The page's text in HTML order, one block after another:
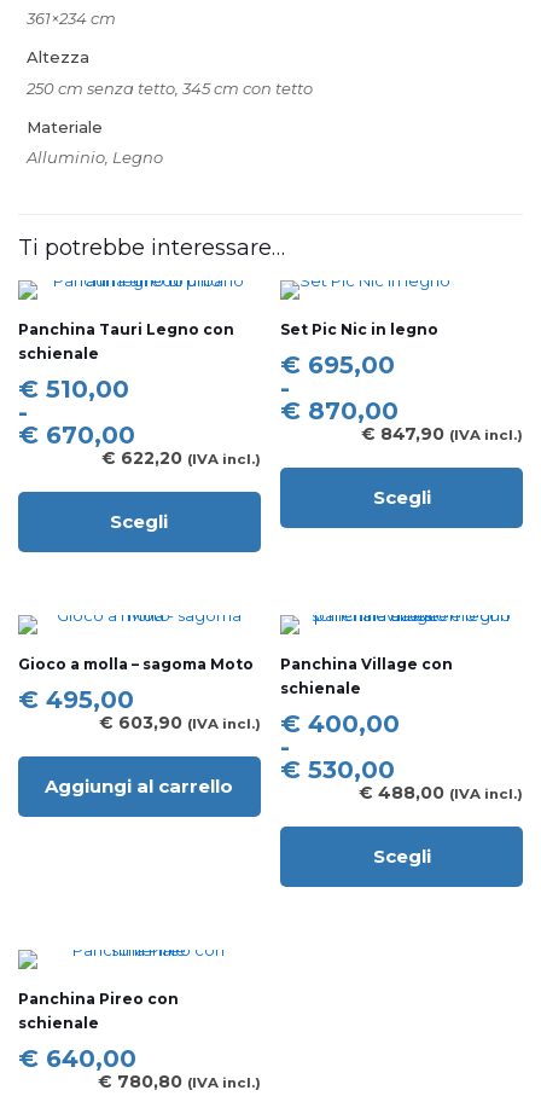
361×234 cm
Altezza
250 cm senza tetto, 345 cm con tetto
Materiale
Alluminio, Legno
Ti potrebbe interessare…
Panchina Tauri Legno con
schienale
€ 510,00
-
€ 670,00
Fascia
di
prezzo:
a
€ 670,00
€ 622,20 (IVA incl.)
Scegli
prodotto
varianti.
opzioni
possono
essere
nella
pagina
Set Pic Nic in legno
€ 695,00
-
€ 870,00
Fascia
di
prezzo:
a
€ 870,00
€ 847,90 (IVA incl.)
Scegli
prodotto
Le
possono
essere
scelte
nella
pagina
del
Gioco a molla – sagoma Moto
€ 495,00
€ 603,90 (IVA incl.)
Aggiungi al carrello
Panchina Village con
schienale
€ 400,00
-
€ 530,00
Fascia
di
prezzo:
a
€ 530,00
€ 488,00 (IVA incl.)
Scegli
prodotto
Panchina Pireo con
schienale
€ 640,00
€ 780,80 (IVA incl.)